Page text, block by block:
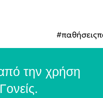
την χρήση